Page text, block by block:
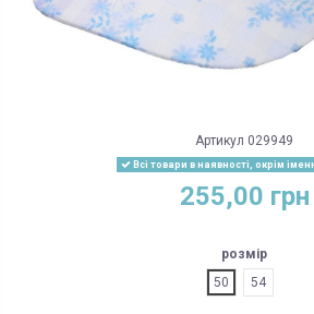
Артикул 029949
Всі товари в наявності, окрім
255,00 грн
розмір
50
54